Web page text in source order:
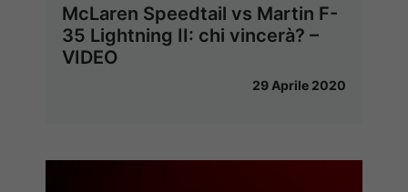
McLaren Speedtail vs Martin F-
35 Lightning II: chi vincerà? –
VIDEO
29 Aprile 2020